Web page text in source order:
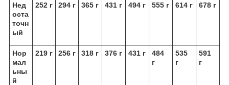
Нед
оста
точн
ый
252 г 294 г 365 г 431 г 494 г 555 г 614 г 678 г
Нор
мал
ьны
й
219 г 256 г 318 г 376 г 431 г
484
г
535
г
591
г